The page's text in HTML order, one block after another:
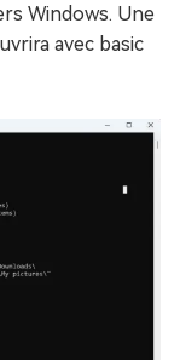
Windows. Une
avec basic